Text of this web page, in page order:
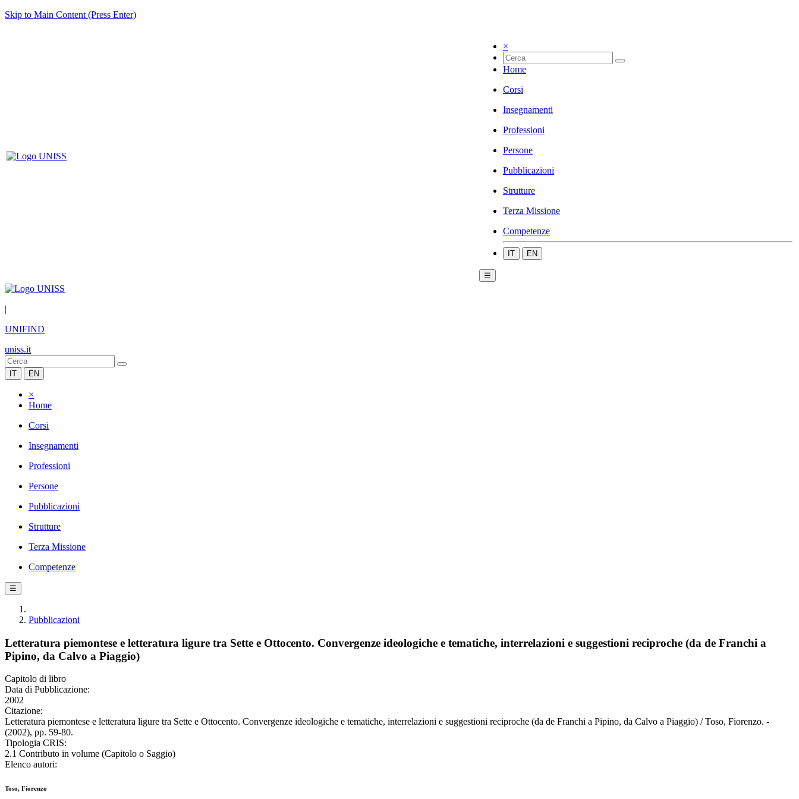
Skip to Main Content (Press Enter)
×
Home
Corsi
Insegnamenti
Professioni
Persone
Pubblicazioni
Strutture
Terza Missione
Competenze
IT EN
☰
|
UNIFIND
uniss.it
IT EN
×
Home
Corsi
Insegnamenti
Professioni
Persone
Pubblicazioni
Strutture
Terza Missione
Competenze
☰
Pubblicazioni
Letteratura piemontese e letteratura ligure tra Sette e Ottocento. Convergenze ideologiche e tematiche, interrelazioni e suggestioni reciproche (da de Franchi a
Pipino, da Calvo a Piaggio)
Capitolo di libro
Data di Pubblicazione:
2002
Citazione:
Letteratura piemontese e letteratura ligure tra Sette e Ottocento. Convergenze ideologiche e tematiche, interrelazioni e suggestioni reciproche (da de Franchi a Pipino, da Calvo a Piaggio) / Toso, Fiorenzo. -
(2002), pp. 59-80.
Tipologia CRIS:
2.1 Contributo in volume (Capitolo o Saggio)
Elenco autori:
Toso, Fiorenzo